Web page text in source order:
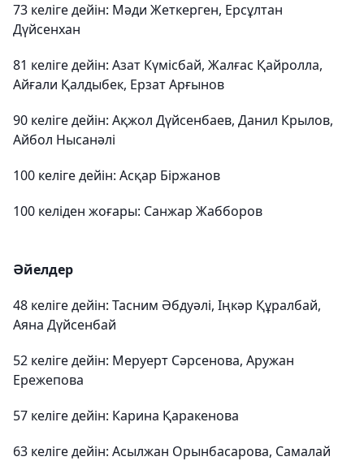
73 келіге дейін: Мәди Жеткерген, Ерсұлтан
Дүйсенхан
81 келіге дейін: Азат Күмісбай, Жалғас Қайролла,
Айғали Қалдыбек, Ерзат Арғынов
90 келіге дейін: Ақжол Дүйсенбаев, Данил Крылов,
Айбол Нысанәлі
100 келіге дейін: Асқар Біржанов
100 келіден жоғары: Санжар Жабборов
Әйелдер
48 келіге дейін: Тасним Әбдуәлі, Іңкәр Құралбай,
Аяна Дүйсенбай
52 келіге дейін: Меруерт Сәрсенова, Аружан
Ережепова
57 келіге дейін: Карина Қаракенова
63 келіге дейін: Асылжан Орынбасарова, Самалай